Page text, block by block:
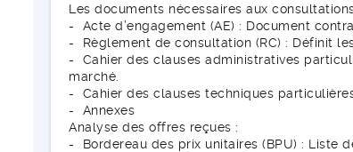
Les documents nécessaires aux
- Acte d’engagement (AE) : Document
- Règlement de consultation (RC) : Définit
- Cahier des clauses administratives
marché.
- Cahier des clauses techniques
- Annexes
Analyse des offres reçues :
- Bordereau des prix unitaires (BPU) : Liste